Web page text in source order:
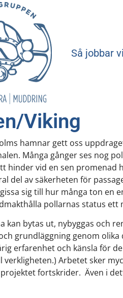
Så jobbar vi
Viking
hamnar gett oss
Många gånger ses nog
hinder vid en sen promenad
del av säkerheten för
sig till hur många ton en
pollarnas status ett
bytas ut, nybyggas och
grundläggning genom olika
erfarenhet och känsla för
Arbetet sker
fortskrider. Även i